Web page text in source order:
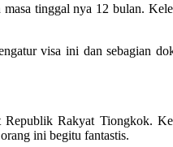
tinggal nya 12 bulan.
visa ini dan sebagian
Rakyat Tiongkok.
ini begitu fantastis.